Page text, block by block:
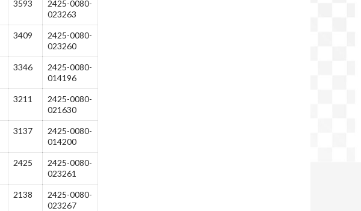
3593
2425-0080-
023263
3409
2425-0080-
023260
3346
2425-0080-
014196
3211
2425-0080-
021630
3137
2425-0080-
014200
2425
2425-0080-
023261
2138
2425-0080-
023267